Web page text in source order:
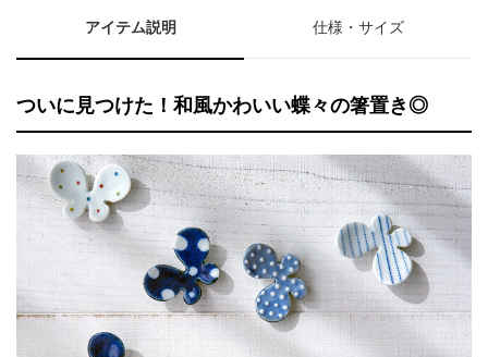
アイテム説明 仕様・サイズ
ついに見つけた！和風かわいい蝶々の箸置き◎